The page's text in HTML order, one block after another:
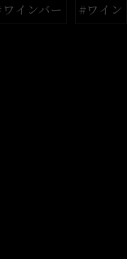
インバー #ワイン